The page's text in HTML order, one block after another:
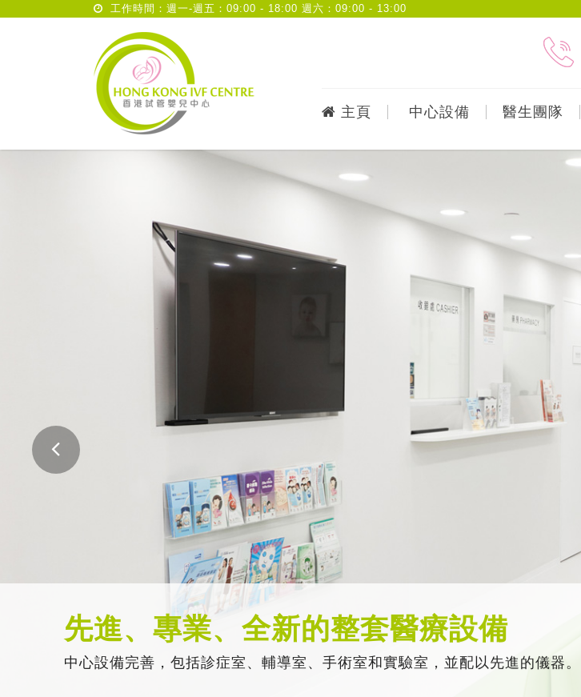
工作時間：週一-週五：09:00 - 18:00 週六：09:00 - 13:00
主頁 中心設備 醫生團隊
先進、專業、全新的整套醫療設備
中心設備完善，包括診症室、輔導室、手術室和實驗室，並配以先進的儀器。